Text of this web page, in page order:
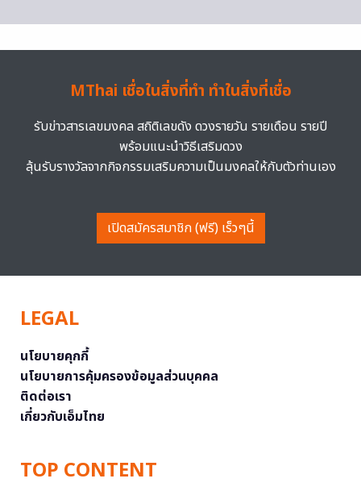
MThai เชื่อในสิ่งที่ทำ ทำในสิ่งที่เชื่อ
รับข่าวสารเลขมงคล สถิติเลขดัง ดวงรายวัน รายเดือน รายปี
พร้อมแนะนำวิธีเสริมดวง
ลุ้นรับรางวัลจากกิจกรรมเสริมความเป็นมงคลให้กับตัวท่านเอง
เปิดสมัครสมาชิก (ฟรี) เร็วๆนี้
LEGAL
นโยบายคุกกี้
นโยบายการคุ้มครองข้อมูลส่วนบุคคล
ติดต่อเรา
เกี่ยวกับเอ็มไทย
TOP CONTENT